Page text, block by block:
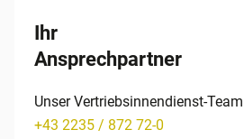
Ihr
Ansprechpartner
Unser Vertriebsinnendienst-Team
+43 2235 / 872 72-0